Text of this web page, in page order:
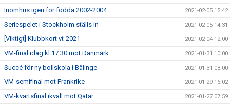
Inomhus igen för födda 2002-2004 2021-02-05 15:42
Seriespelet i Stockholm ställs in 2021-02-05 14:31
[Viktigt] Klubbkort vt-2021 2021-02-04 12:00
VM-final idag kl 17.30 mot Danmark 2021-01-31 10:00
Succé för ny bollskola i Bälinge 2021-01-31 08:00
VM-semifinal mot Frankrike 2021-01-29 16:02
VM-kvartsfinal ikväll mot Qatar 2021-01-27 07:59